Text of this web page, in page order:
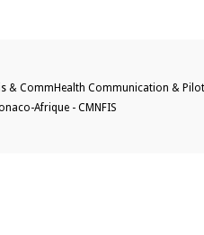
& CommHealth Communication &
Afrique - CMNFIS